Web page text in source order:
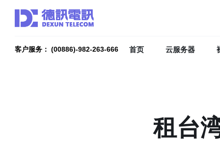
客户服务： (00886)-982-263-666 首页 云服务器
租台